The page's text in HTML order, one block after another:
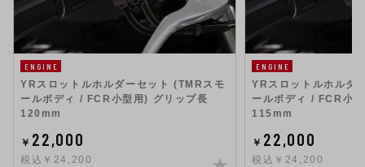
ENGINE
YRスロットルホルダーセット (TMRスモ
ールボディ / FCR小型用) グリップ長
120mm
￥ 22,000
税込￥24,200
ENGINE
YRスロットルホルダ
ールボディ / FCR小
115mm
￥ 22,000
税込￥24,200